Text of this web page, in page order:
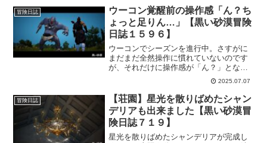
冒険日誌
ウーコン覚醒前の操作感「ん？ち
ょっと足りん…」【黒い砂漠冒険
日誌１５９６】
ウーコンでシーズンを進行中。さすがに
まだまだ全然操作に慣れていないのです
が、それだけに操作感が「ん？」となる
部分があって、少し使いづらいという印
象を持ちました。これがもっと操作に慣
れれば変わってくるのかどうか？
2025.07.07
冒険日誌
【荘園】星光を散りばめたシャン
デリアも出来ました【黒い砂漠冒
険日誌７１９】
星光を散りばめたシャンデリアが完成し